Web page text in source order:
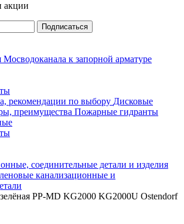
акции
Подписаться
к запорной арматуре
рекомендации по выбору Дисковые
преимущества Пожарные гидранты
соединительные детали и изделия
канализационные и
PP-MD KG2000 KG2000U Ostendorf